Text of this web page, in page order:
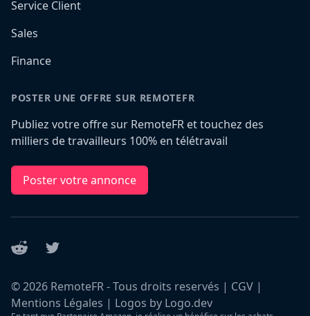
Service Client
Sales
Finance
POSTER UNE OFFRE SUR REMOTEFR
Publiez votre offre sur RemoteFR et touchez des
milliers de travailleurs 100% en télétravail
Poster votre annonce
Reddit Twitter
©2026 RemoteFR - Tous droits reservés | CGV |
Mentions Légales | Logos by Logo.dev